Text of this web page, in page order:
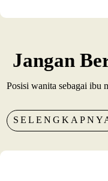
Jangan
Posisi wanita sebagai ibu